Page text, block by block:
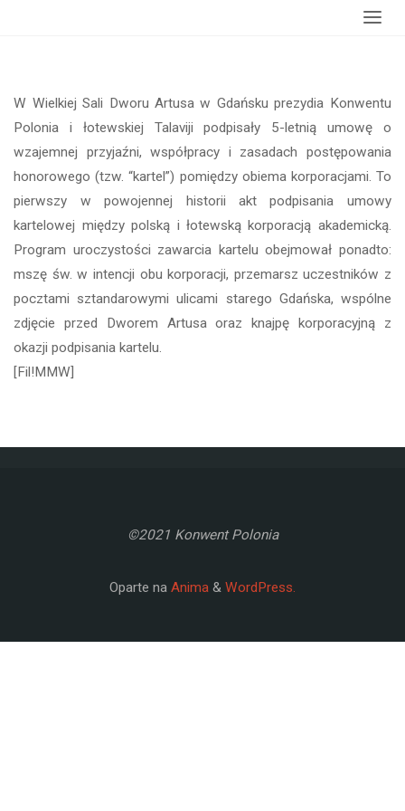
W Wielkiej Sali Dworu Artusa w Gdańsku prezydia Konwentu
Polonia i łotewskiej Talaviji podpisały 5-letnią umowę o
wzajemnej przyjaźni, współpracy i zasadach postępowania
honorowego (tzw. “kartel”) pomiędzy obiema korporacjami. To
pierwszy w powojennej historii akt podpisania umowy
kartelowej między polską i łotewską korporacją akademicką.
Program uroczystości zawarcia kartelu obejmował ponadto:
mszę św. w intencji obu korporacji, przemarsz uczestników z
pocztami sztandarowymi ulicami starego Gdańska, wspólne
zdjęcie przed Dworem Artusa oraz knajpę korporacyjną z
okazji podpisania kartelu.
[Fil!MMW]
©2021 Konwent Polonia
Oparte na Anima & WordPress.